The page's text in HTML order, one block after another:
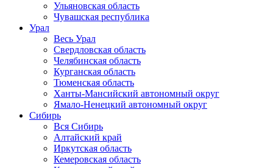
Ульяновская область
Чувашская республика
Урал
Весь Урал
Свердловская область
Челябинская область
Курганская область
Тюменская область
Ханты-Мансийский автономный округ
Ямало-Ненецкий автономный округ
Сибирь
Вся Сибирь
Алтайский край
Иркутская область
Кемеровская область